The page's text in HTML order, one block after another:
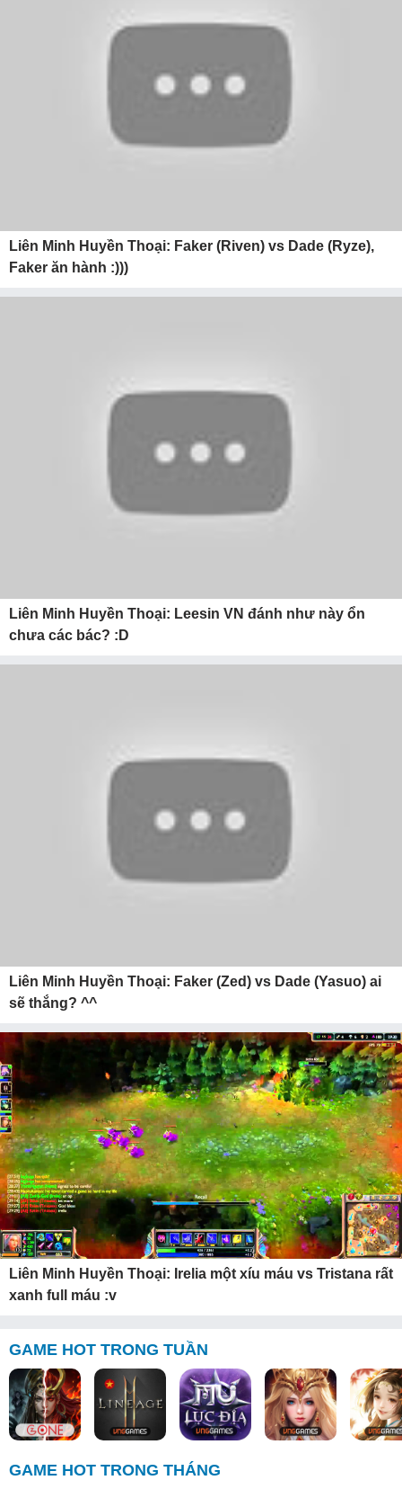
Liên Minh Huyền Thoại: Faker (Riven) vs Dade (Ryze),
Faker ăn hành :)))
Liên Minh Huyền Thoại: Leesin VN đánh như này ổn
chưa các bác? :D
Liên Minh Huyền Thoại: Faker (Zed) vs Dade (Yasuo) ai
sẽ thắng? ^^
Liên Minh Huyền Thoại: Irelia một xíu máu vs Tristana rất
xanh full máu :v
GAME HOT TRONG TUẦN
GAME HOT TRONG THÁNG